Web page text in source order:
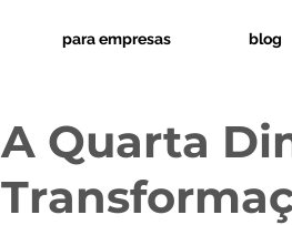
para empresas blog
A Quarta